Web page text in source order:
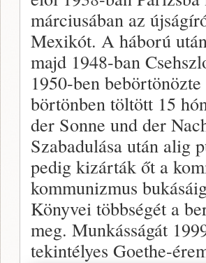
márciusában az
Mexikót. A háború
majd 1948-ban
1950-ben
börtönben töltött 15
der Sonne und der
Szabadulása után alig
pedig kizárták őt a
kommunizmus
Könyvei többségét a
meg. Munkásságát
tekintélyes Goethe-